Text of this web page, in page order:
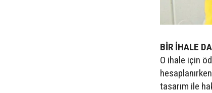
BİR İHALE
O ihale için
tasarım ile